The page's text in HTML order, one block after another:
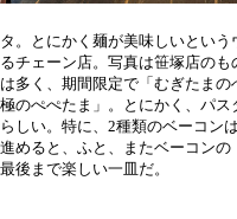
。とにかく麺が美味しいとい
チェーン店。写真は笹塚店の
多く、期間限定で「むぎたま
のぺぺたま」。とにかく、パ
しい。特に、2種類のベーコ
めると、ふと、またベーコン
後まで楽しい一皿だ。